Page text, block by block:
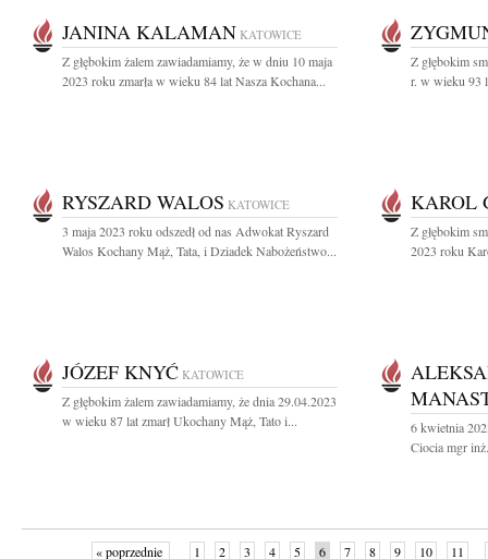
JANINA KALAMAN KATOWICE
Z głębokim żalem zawiadamiamy, że w dniu 10 maja
2023 roku zmarła w wieku 84 lat Nasza Kochana...
Z głębokim
r. w wieku 93
RYSZARD WALOS KATOWICE
3 maja 2023 roku odszedł od nas Adwokat Ryszard
Walos Kochany Mąż, Tata, i Dziadek Nabożeństwo...
KAROL
Z głębokim
2023 roku
JÓZEF KNYĆ KATOWICE
Z głębokim żalem zawiadamiamy, że dnia 29.04.2023
w wieku 87 lat zmarł Ukochany Mąż, Tato i...
6 kwietnia
Ciocia mgr
« poprzednie 1 2 3 4 5 6 7 8 9 10 11